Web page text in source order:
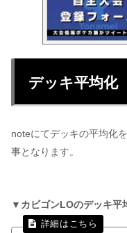
デッキ平均化
noteにてデッキの平均化
事となります。
▼カビゴンLOのデッキ平